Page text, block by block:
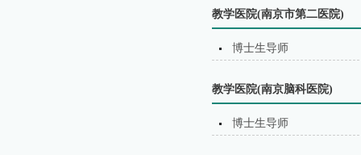
教学医院(南京市第二医院)
博士生导师
教学医院(南京脑科医院)
博士生导师